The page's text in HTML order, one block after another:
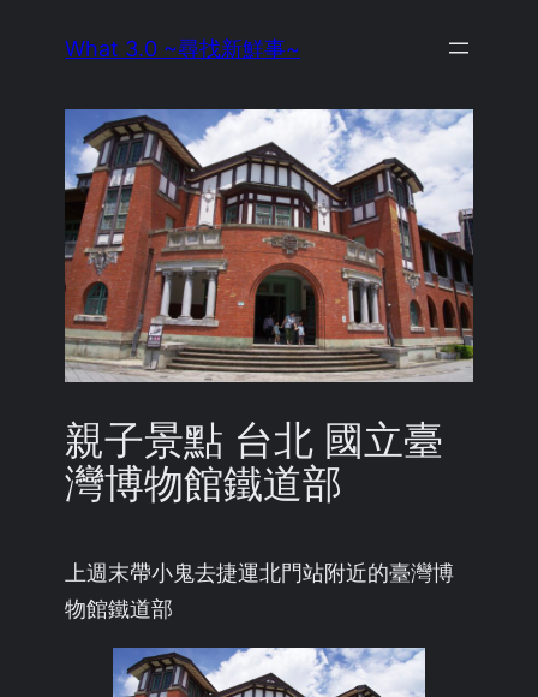
What 3.0 ~尋找新鮮事~
親子景點 台北 國立臺
灣博物館鐵道部
上週末帶小鬼去捷運北門站附近的臺灣博
物館鐵道部